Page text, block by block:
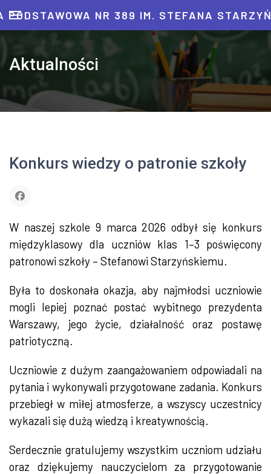
PODSTAWOWA NR 389 IM. STEFANA
Aktualności
Konkurs wiedzy o patronie szkoły
W naszej szkole 9 marca 2026 odbył się konkurs
międzyklasowy dla uczniów klas 1–3 poświęcony
patronowi szkoły – Stefanowi Starzyńskiemu.
Była to doskonała okazja, aby najmłodsi uczniowie
mogli lepiej poznać postać wybitnego prezydenta
Warszawy, jego życie, działalność oraz postawę
patriotyczną.
Uczniowie z dużym zaangażowaniem odpowiadali na
pytania i wykonywali przygotowane zadania. Konkurs
przebiegł w miłej atmosferze, a wszyscy uczestnicy
wykazali się dużą wiedzą i kreatywnością.
Serdecznie gratulujemy wszystkim uczniom udziału
oraz dziękujemy nauczycielom za przygotowanie